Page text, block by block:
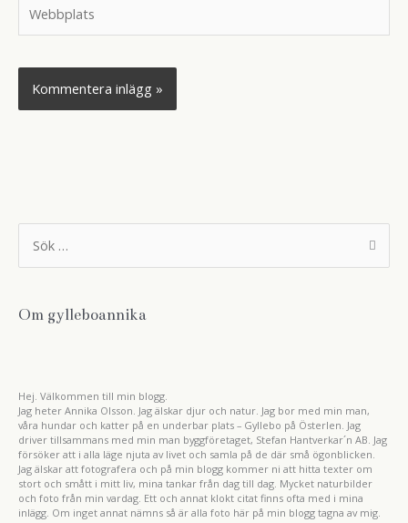
e
Om gylleboannika
Hej. Välkommen till min blogg.
Jag heter Annika Olsson. Jag älskar djur och natur. Jag bor med min man,
våra hundar och katter på en underbar plats – Gyllebo på Österlen. Jag
driver tillsammans med min man byggföretaget, Stefan Hantverkar´n AB. Jag
försöker att i alla läge njuta av livet och samla på de där små ögonblicken.
Jag älskar att fotografera och på min blogg kommer ni att hitta texter om
stort och smått i mitt liv, mina tankar från dag till dag. Mycket naturbilder
och foto från min vardag. Ett och annat klokt citat finns ofta med i mina
inlägg. Om inget annat nämns så är alla foto här på min blogg tagna av mig.